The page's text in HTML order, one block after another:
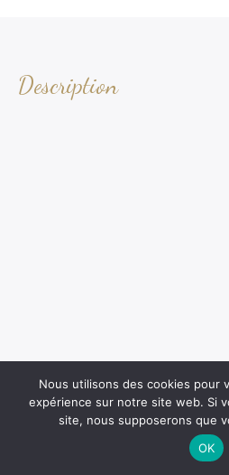
Description
Nous utilisons des cookies pour
expérience sur notre site web. Si
site, nous supposerons que
OK